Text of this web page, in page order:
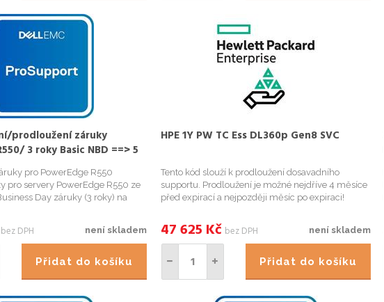
prodloužení záruky
3 roky Basic NBD ==> 5
NBD/ do 1 měsíce od
pro PowerEdge R550
pro servery PowerEdge R550 ze
Day záruky (3 roky) na
od nákupu. ProSupport Next
není skladem
bez DPH
Přidat do košíku
HPE 1Y PW TC Ess DL360p Gen8 SVC
Tento kód slouží k prodloužení dosavadního
supportu. Prodloužení je možné nejdříve 4 měsíce
před expirací a nejpozději měsíc po expiraci!
následujícím odkazu:
https://support.hpe.com/hpsc/wc/public/home
Essential...
není skladem
47 625 Kč bez DPH
Přidat do košíku